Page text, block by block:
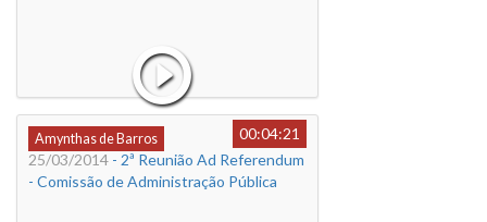
Amynthas de Barros
00:04:21
25/03/2014 - 2ª Reunião Ad Referendum
- Comissão de Administração Pública